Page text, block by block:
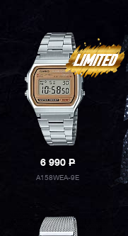
6 990P
A158WEA-9E